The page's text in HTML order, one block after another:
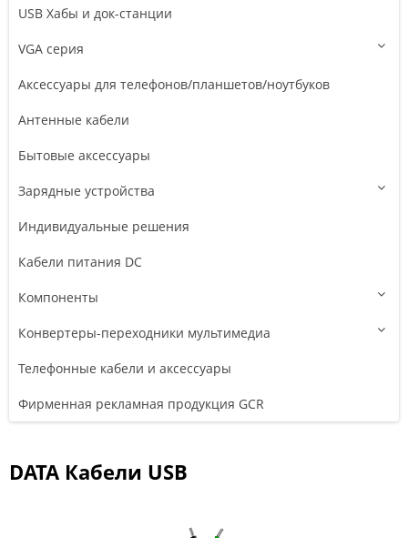
USB Хабы и док-станции
VGA серия
Аксессуары для телефонов/планшетов/ноутбуков
Антенные кабели
Бытовые аксессуары
Зарядные устройства
Индивидуальные решения
Кабели питания DC
Компоненты
Конвертеры-переходники мультимедиа
Телефонные кабели и аксессуары
Фирменная рекламная продукция GCR
DATA Кабели USB